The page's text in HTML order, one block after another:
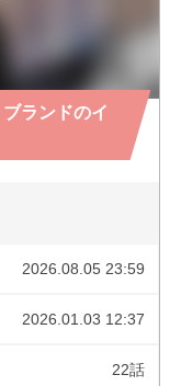
ランドのイ
2026.08.05 23:59
2026.01.03 12:37
22話